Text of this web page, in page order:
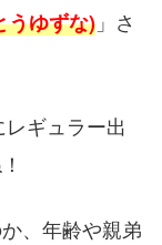
うゆずな) 」さ
ギュラー出
、年齢や親弟